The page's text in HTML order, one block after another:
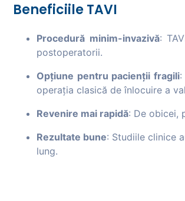
Beneficiile TAVI
Procedură minim-invazivă:
postoperatorii.
Opțiune pentru pacienții fragili:
operația clasică de înlocuire a
Revenire mai rapidă: De obicei,
Rezultate bune: Studiile clinice
lung.